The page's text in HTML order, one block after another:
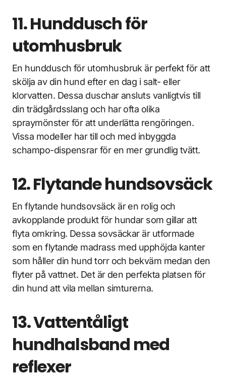
11. Hunddusch för
utomhusbruk
En hunddusch för utomhusbruk är perfekt för att
skölja av din hund efter en dag i salt- eller
klorvatten. Dessa duschar ansluts vanligtvis till
din trädgårdsslang och har ofta olika
spraymönster för att underlätta rengöringen.
Vissa modeller har till och med inbyggda
schampo-dispensrar för en mer grundlig tvätt.
12. Flytande hundsovsäck
En flytande hundsovsäck är en rolig och
avkopplande produkt för hundar som gillar att
flyta omkring. Dessa sovsäckar är utformade
som en flytande madrass med upphöjda kanter
som håller din hund torr och bekväm medan den
flyter på vattnet. Det är den perfekta platsen för
din hund att vila mellan simturerna.
13. Vattentåligt
hundhalsband med
reflexer